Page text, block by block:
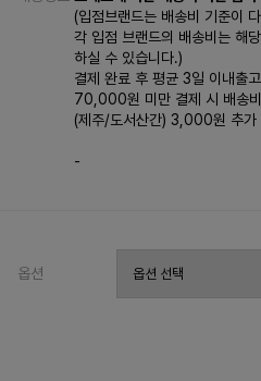
(입점브랜드는 배송비 기준이
각 입점 브랜드의 배송비는 해
하실 수 있습니다.)
결제 완료 후 평균 3일 이내출
70,000원 미만 결제 시 배송
(제주/도서산간) 3,000원 추가
-
옵션